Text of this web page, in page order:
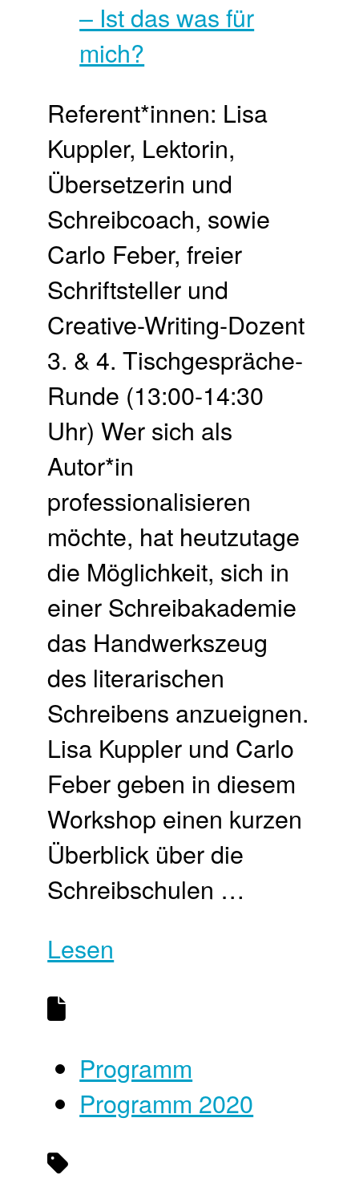
Referent*innen: Lisa
Kuppler, Lektorin,
Übersetzerin und
Schreibcoach, sowie
Carlo Feber, freier
Schriftsteller und
Creative-Writing-Dozent
3. & 4. Tischgespräche-
Runde (13:00-14:30
Uhr) Wer sich als
Autor*in
professionalisieren
möchte, hat heutzutage
die Möglichkeit, sich in
einer Schreibakademie
das Handwerkszeug
des literarischen
Schreibens anzueignen.
Lisa Kuppler und Carlo
Feber geben in diesem
Workshop einen kurzen
Überblick über die
Schreibschulen …
Lesen
Programm
Programm 2020